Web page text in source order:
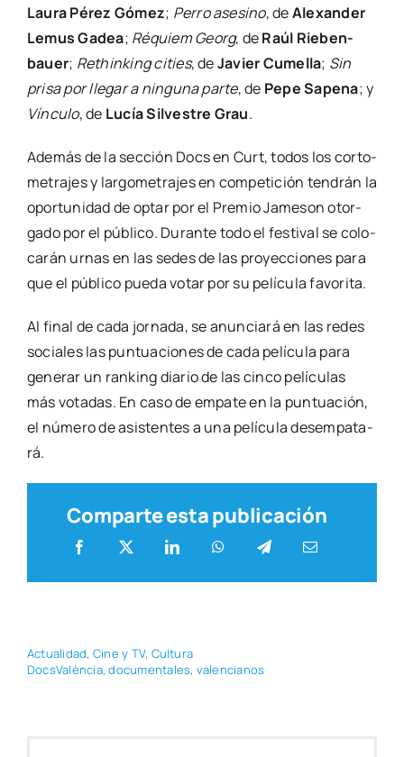
Lau­ra Pérez Gómez; Perro ase­sino, deAle­xan­der
Lemus Gadea; Réquiem Georg, deRaúl Rie­ben­
bauer; Rethin­king cities, deJavier Cume­lla; Sin
pri­sa por lle­gar a nin­gu­na par­te, de Pepe Sape­na; y
Víncu­lo, de Lucía Sil­ves­tre Grau.
Ade­más de la sec­ción Docs en Curt, todos los cor­to­
me­tra­jes y lar­go­me­tra­jes en com­pe­ti­ción ten­drán la
opor­tu­ni­dad de optar por el Pre­mio Jame­son otor­
ga­do por el públi­co. Duran­te todo el fes­ti­val se colo­
ca­rán urnas en las sedes de las pro­yec­cio­nes para
que el públi­co pue­da votar por su pelí­cu­la favo­ri­ta.
Al final de cada jor­na­da, se anun­cia­rá en las redes
socia­les las pun­tua­cio­nes de cada pelí­cu­la para
gene­rar un ran­king dia­rio de las cin­co pelí­cu­las
más vota­das. En caso de empa­te en la pun­tua­ción,
el núme­ro de asis­ten­tes a una pelí­cu­la des­em­pa­ta­
rá.
Comparte esta publicación
Actua­li­dad, Cine y TV, Cul­tu­ra
Docs­Va­lèn­cia,docu­men­ta­les, valen­cia­nos